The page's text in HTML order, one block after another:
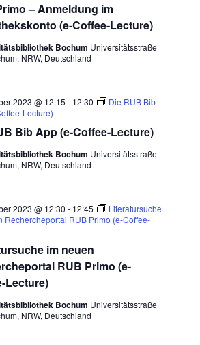
– Anmeldung im
(e-Coffee-Lecture)
Bochum Universitätsstraße
NRW, Deutschland
Bib App (e-Coffee-Lecture)
2023 @ 12:15 - 12:30
Die RUB Bib
Lecture)
Bochum Universitätsstraße
NRW, Deutschland
im neuen
RUB Primo (e-
Lecture)
2023 @ 12:30 - 12:45
Literatursuche
Rechercheportal RUB Primo (e-Coffee-
Bochum Universitätsstraße
NRW, Deutschland